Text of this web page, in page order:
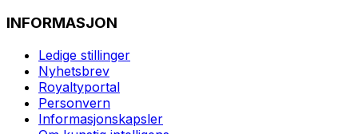
INFORMASJON
Ledige stillinger
Nyhetsbrev
Royaltyportal
Personvern
Informasjonskapsler